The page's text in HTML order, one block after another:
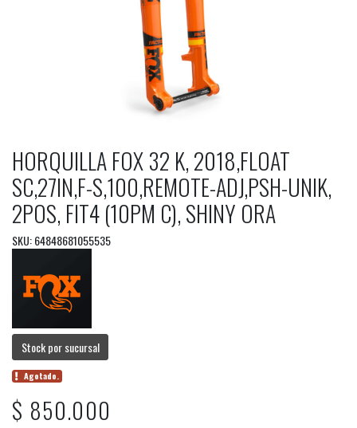
HORQUILLA FOX 32 K, 2018,FLOAT
SC,27IN,F-S,100,REMOTE-ADJ,PSH-UNIK,
2POS, FIT4 (10PM C), SHINY ORA
SKU: 64848681055535
Stock por sucursal
Agotado.
$ 850.000